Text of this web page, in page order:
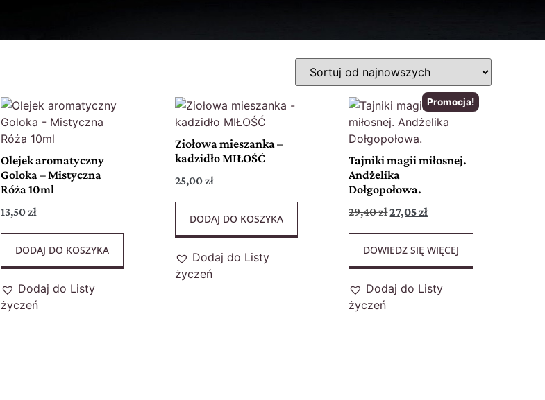
Olejek aromatyczny
Goloka – Mistyczna
Róża 10ml
13,50zł
DODAJ DO KOSZYKA
Dodaj do Listy
życzeń
Ziołowa mieszanka –
kadzidło MIŁOŚĆ
25,00zł
DODAJ DO KOSZYKA
Dodaj do Listy
życzeń
Promocja!
Tajniki magii miłosnej.
Andżelika
Dołgopołowa.
29,40zł27,05zł
DOWIEDZ SIĘ WIĘCEJ
Dodaj do Listy
życzeń